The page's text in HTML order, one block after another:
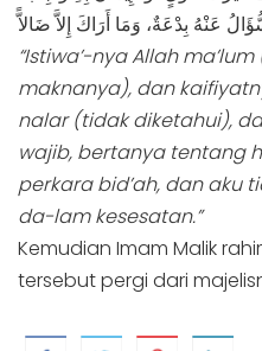
“Istiwa’-nya Allah
maknanya), dan
nalar (tidak diketahui),
wajib, bertanya tentang
perkara bid’ah, dan aku
da-lam kesesatan.”
Kemudian Imam Malik
tersebut pergi dari